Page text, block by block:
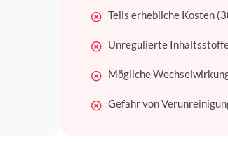
Teils erhebliche Kosten
Unregulierte
Mögliche
Gefahr von